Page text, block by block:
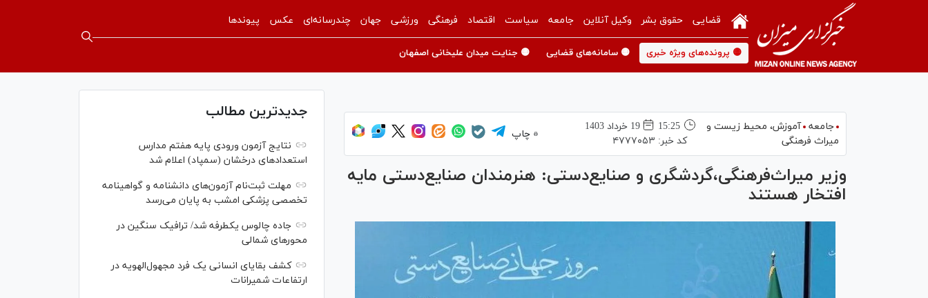
قضایی حقوق بشر وکیل آنلاین جامعه سیاست اقتصاد فرهنگی ورزشی جهان چندرسانه‌ای عکس پیوندها
🟡 پرونده‌های ویژه خبری 🟡 سامانه‌های قضایی 🟡 جنایت میدان علیخانی اصفهان
جامعه آموزش،‌ محیط زیست و
میراث فرهنگی
15:25
19 خرداد 1403
کد خبر: ۴۷۷۷۰۵۳
چاپ
وزیر میراث‌فرهنگی،گردشگری و صنایع‌دستی: هنرمندان صنایع‌دستی مایه
افتخار هستند
جدیدترین مطالب
نتایج آزمون ورودی پایه هفتم مدارس
استعدادهای درخشان (سمپاد) اعلام شد
مهلت ثبت‌نام آزمون‌های دانشنامه و گواهینامه
تخصصی پزشکی امشب به پایان می‌رسد
جاده چالوس یکطرفه شد/ ترافیک سنگین در
محورهای شمالی
کشف بقایای انسانی یک فرد مجهول‌الهویه در
ارتفاعات شمیرانات